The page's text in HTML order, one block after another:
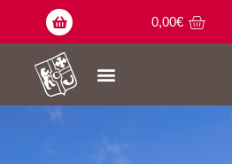
0,00€